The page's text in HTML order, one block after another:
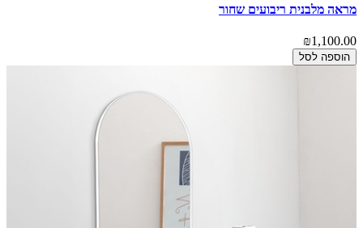
מראה מלבנית ריבועים שחור
₪1,100.00
הוספה לסל